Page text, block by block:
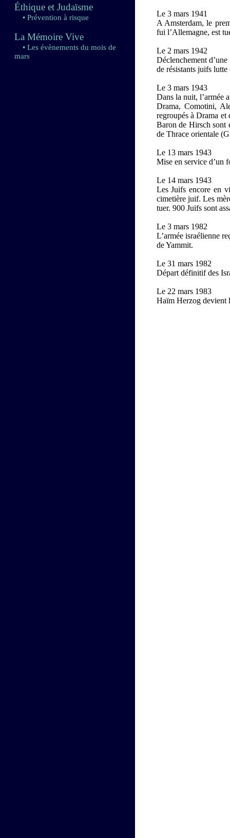
Éthique et Judaïsme
• Prévention à risque
La Mémoire Vive
• Les évènements du mois de
mars
Le 3 mars 1941
A Amsterdam, le
fui l’Allemagne, est
Le 2 mars 1942
Déclenchement
de résistants juifs
Le 3 mars 1943
Dans la nuit, l’armée
Drama, Comotini,
regroupés à Drama
Baron de Hirsch sont
de Thrace orientale
Le 13 mars 1943
Mise en service d’un
Le 14 mars 1943
Les Juifs encore en
cimetière juif. Les
tuer. 900 Juifs sont
Le 3 mars 1982
L’armée israélienne
de Yammit.
Le 31 mars 1982
Départ définitif des
Le 22 mars 1983
Haïm Herzog devient